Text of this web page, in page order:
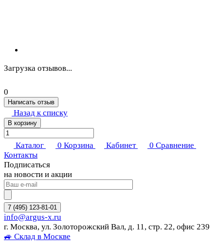
Загрузка отзывов...
0
Написать отзыв
Назад к списку
В корзину
Каталог 0 Корзина Кабинет 0 Сравнение
Контакты
Подписаться
на новости и акции
7 (495) 123-81-01
info@argus-x.ru
г. Москва, ул. Золоторожский Вал, д. 11, стр. 22, офис 239
🚙 Склад в Москве